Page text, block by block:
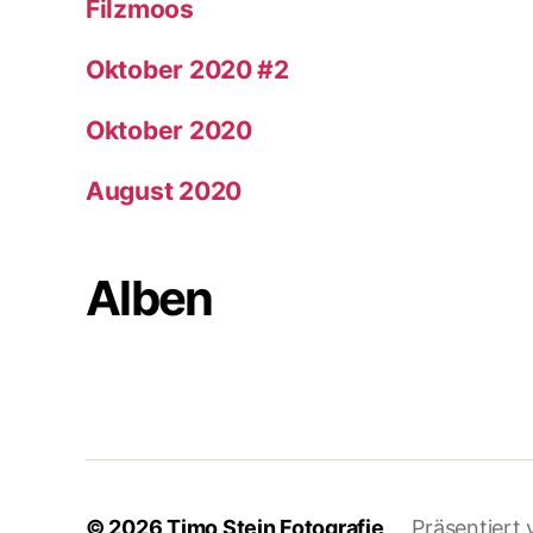
Filzmoos
Oktober 2020 #2
Oktober 2020
August 2020
Alben